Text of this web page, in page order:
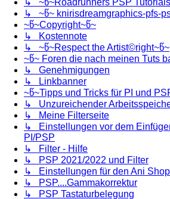
↳ ~წ~ knirisdreamgraphics-pfs-
~წ~Copyright~წ~
↳ Kostennote
↳ ~წ~Respect the Artist©right~წ~
~წ~ Foren die nach meinen Tuts
↳ Genehmigungen
↳ Linkbanner
~წ~Tipps und Tricks für PI und
↳ Unzureichender
↳ Meine Filterseite
↳ Einstellungen vor dem
PI/PSP
↳ Filter - Hilfe
↳ PSP 2021/2022 und Filter
↳ Einstellungen für den Ani Shop
↳ PSP....Gammakorrektur
↳ PSP Tastaturbelegung